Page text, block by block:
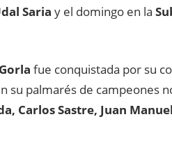
Saria y el domingo en la
fue conquistada por su
su palmarés de campeones
Carlos Sastre, Juan